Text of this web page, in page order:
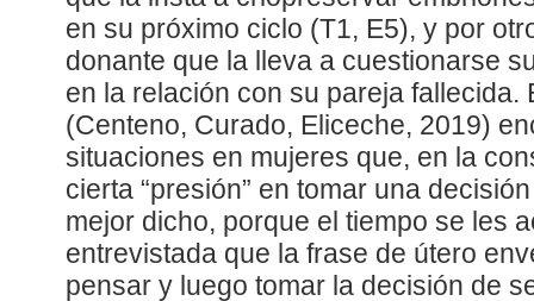
en su próximo ciclo (T1, E5), y por
donante que la lleva a cuestionarse
en la relación con su pareja fallecida.
(Centeno, Curado, Eliceche, 2019)
situaciones en mujeres que, en la
cierta “presión” en tomar una
mejor dicho, porque el tiempo se les
entrevistada que la frase de útero
pensar y luego tomar la decisión de